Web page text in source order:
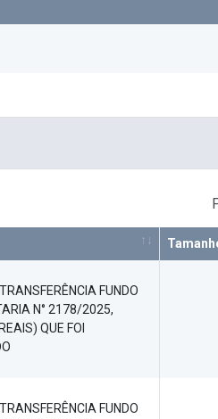
FUNDO
N° 2178/2025,
QUE FOI
FUNDO